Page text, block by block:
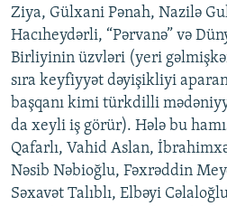
Ziya, Gülxani Pənah, Nazilə
Hacıheydərli, “Pərvanə” və
Birliyinin üzvləri (yeri
sıra keyfiyyət dəyişikliyi
başqanı kimi türkdilli
da xeyli iş görür). Hələ bu
Qafarlı, Vahid Aslan,
Nəsib Nəbioğlu, Fəxrəddin
Səxavət Talıblı, Elbəyi